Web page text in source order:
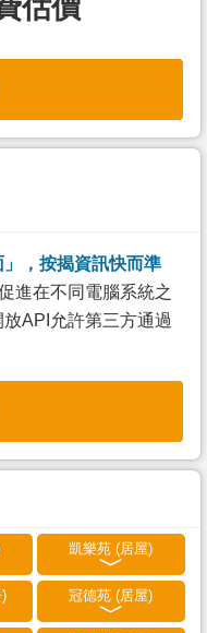
估價
，按揭資訊快而準
進在不同電腦系統之
API允許第三方通過
凱樂苑 (居屋)
冠德苑 (居屋)